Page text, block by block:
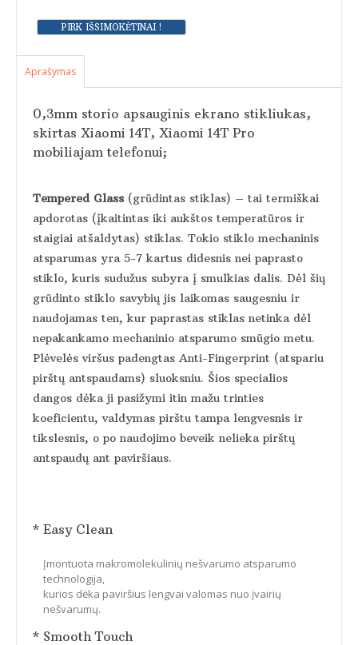
Aprašymas
0,3mm storio apsauginis ekrano stikliukas,
skirtas Xiaomi 14T, Xiaomi 14T Pro
mobiliajam telefonui;
Tempered Glass (grūdintas stiklas) – tai termiškai
apdorotas (įkaitintas iki aukštos temperatūros ir
staigiai atšaldytas) stiklas. Tokio stiklo mechaninis
atsparumas yra 5-7 kartus didesnis nei paprasto
stiklo, kuris sudužus subyra į smulkias dalis. Dėl šių
grūdinto stiklo savybių jis laikomas saugesniu ir
naudojamas ten, kur paprastas stiklas netinka dėl
nepakankamo mechaninio atsparumo smūgio metu.
Plėvelės viršus padengtas Anti-Fingerprint (atspariu
pirštų antspaudams) sluoksniu. Šios specialios
dangos dėka ji pasižymi itin mažu trinties
koeficientu, valdymas pirštu tampa lengvesnis ir
tikslesnis, o po naudojimo beveik nelieka pirštų
antspaudų ant paviršiaus.
* Easy Clean
Įmontuota makromolekulinių nešvarumo atsparumo
technologija,
kurios dėka paviršius lengvai valomas nuo įvairių
nešvarumų.
* Smooth Touch